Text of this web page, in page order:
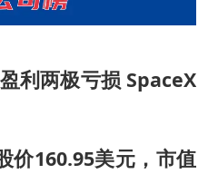
利两极亏损 SpaceX
价160.95美元，市值